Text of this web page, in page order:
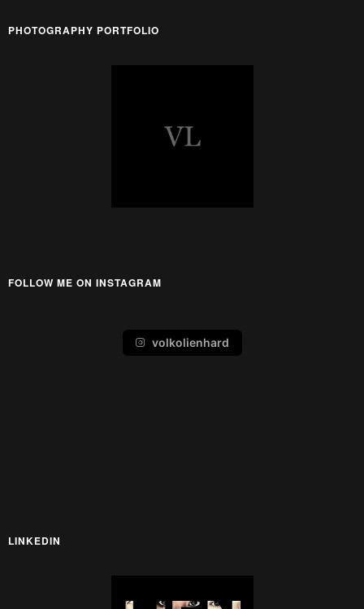
PHOTOGRAPHY PORTFOLIO
FOLLOW ME ON INSTAGRAM
volkolienhard
LINKEDIN